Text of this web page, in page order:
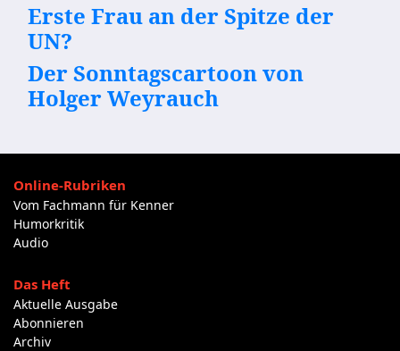
Erste Frau an der Spitze der
UN?
Der Sonntagscartoon von
Holger Weyrauch
Online-Rubriken
Vom Fachmann für Kenner
Humorkritik
Audio
Das Heft
Aktuelle Ausgabe
Abonnieren
Archiv